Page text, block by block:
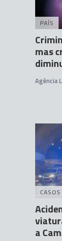
PAÍS
mas
Agência
a